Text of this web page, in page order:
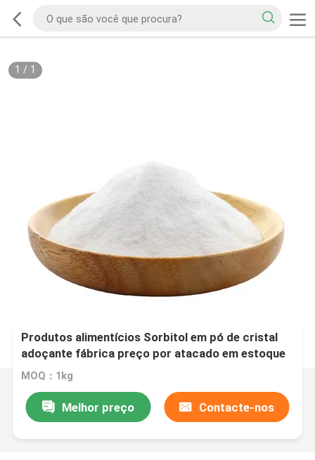
1 / 1
Produtos alimentícios Sorbitol em pó de cristal
adoçante fábrica preço por atacado em estoque
MOQ：1kg
Melhor preço Contacte-nos